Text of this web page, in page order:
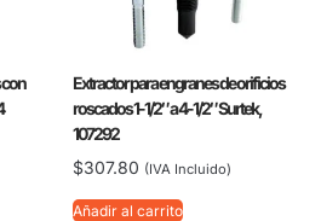
con
Extractor para engranes de orificios
roscados 1-1/2″ a 4-1/2″ Surtek,
107292
$307.80 (IVA Incluido)
Añadir al carrito